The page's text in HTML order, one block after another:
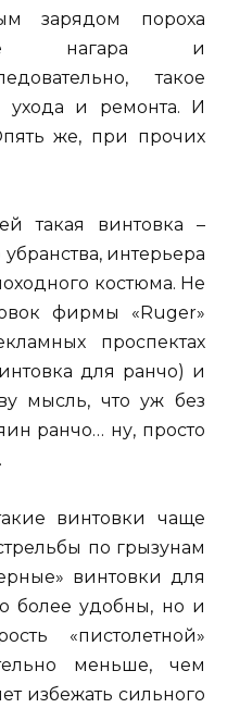
зарядом пороха
нагара и
такое
ухода и ремонта. И
же, при прочих
такая винтовка –
интерьера
костюма. Не
фирмы «Ruger»
проспектах
для ранчо) и
мысль, что уж без
ранчо… ну, просто
винтовки чаще
по грызунам
винтовки для
более удобны, но и
«пистолетной»
меньше, чем
избежать сильного